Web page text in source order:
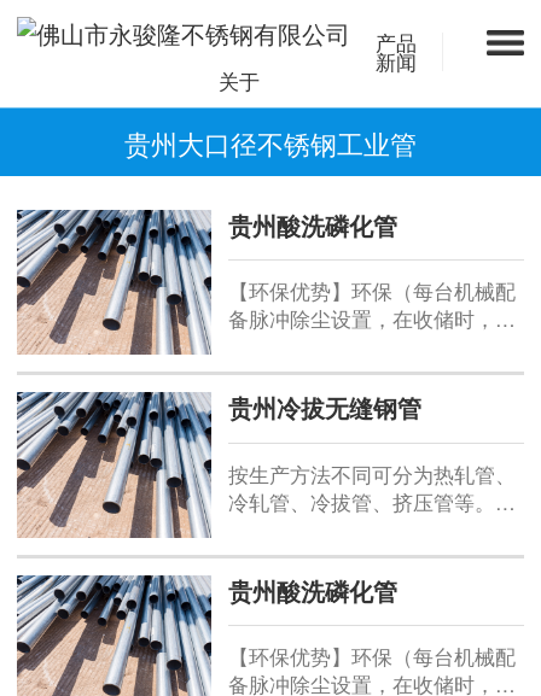
产品
新闻
关于
贵州大口径不锈钢工业管
贵州酸洗磷化管
【环保优势】环保（每台机械配
备脉冲除尘设置，在收储时，周
小于等于7.2毫克/每立方米；空
载噪音小于等于70分贝）。【产
量大】1260（圆筒筛）：直径
优势】环保（每台机械配备脉冲
除尘设置，在收储时，周围环境
贵州冷拔无缝钢管
按生产方法不同可分为热轧管、
冷轧管、冷拔管、挤压管等。冷
更大 的区别就是冷拔无缝钢管精
密度要好过热轧无缝钢管，冷拔
无缝钢管的一般 度在20丝左右，
左右，所以冷拔无缝钢管是机械
贵州酸洗磷化管
【环保优势】环保（每台机械配
备脉冲除尘设置，在收储时，周